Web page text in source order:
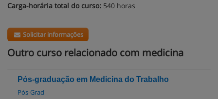
Carga-horária total do curso: 540 horas
Solicitar informações
Outro curso relacionado com medicina
Pós-graduação em Medicina do Trabalho
Pós-Grad